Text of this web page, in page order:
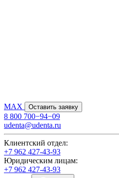
MAX Оставить заявку
8 800 700−94−09
udenta@udenta.ru
Клиентский отдел:
+7 962 427-43-93
Юридическим лицам:
+7 962 427-43-93